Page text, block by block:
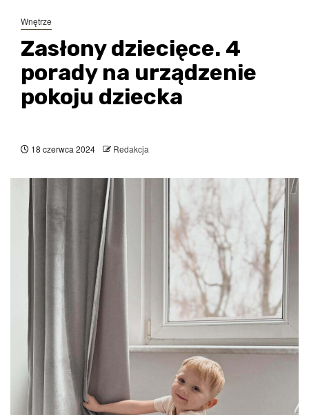
Wnętrze
Zasłony dziecięce. 4
porady na urządzenie
pokoju dziecka
18 czerwca 2024 Redakcja